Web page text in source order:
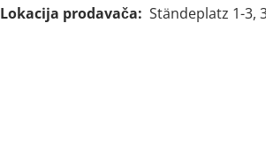
Lokacija prodavača: Ständeplatz 1-3,